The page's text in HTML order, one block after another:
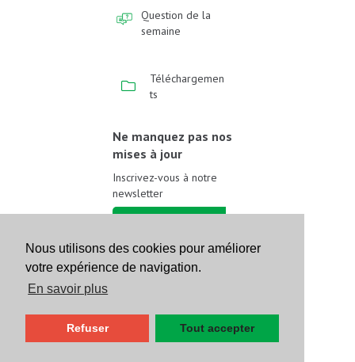
Nous utilisons des cookies pour améliorer
votre expérience de navigation.
En savoir plus
Refuser Tout accepter
Question de la
semaine
Téléchargemen
ts
Ne manquez pas nos
mises à jour
Inscrivez-vous à notre
newsletter
Suivez-nous sur les